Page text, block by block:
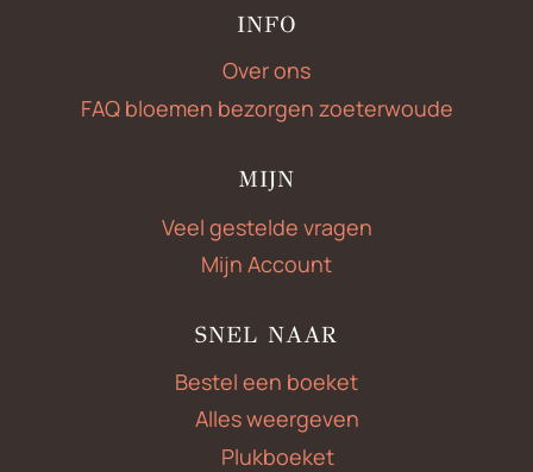
INFO
Over ons
FAQ bloemen bezorgen zoeterwoude
MIJN
Veel gestelde vragen
Mijn Account
SNEL NAAR
Bestel een boeket
Alles weergeven
Plukboeket